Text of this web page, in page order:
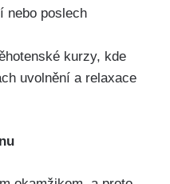
nebo poslech
kurzy, kde
uvolnění a relaxace